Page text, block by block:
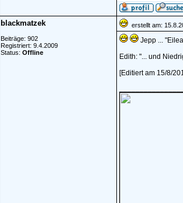
blackmatzek
Beiträge: 902
Registriert: 9.4.2009
Status: Offline
erstellt am:
Jepp ...
Edith: "... und
[Editiert am 15/8/